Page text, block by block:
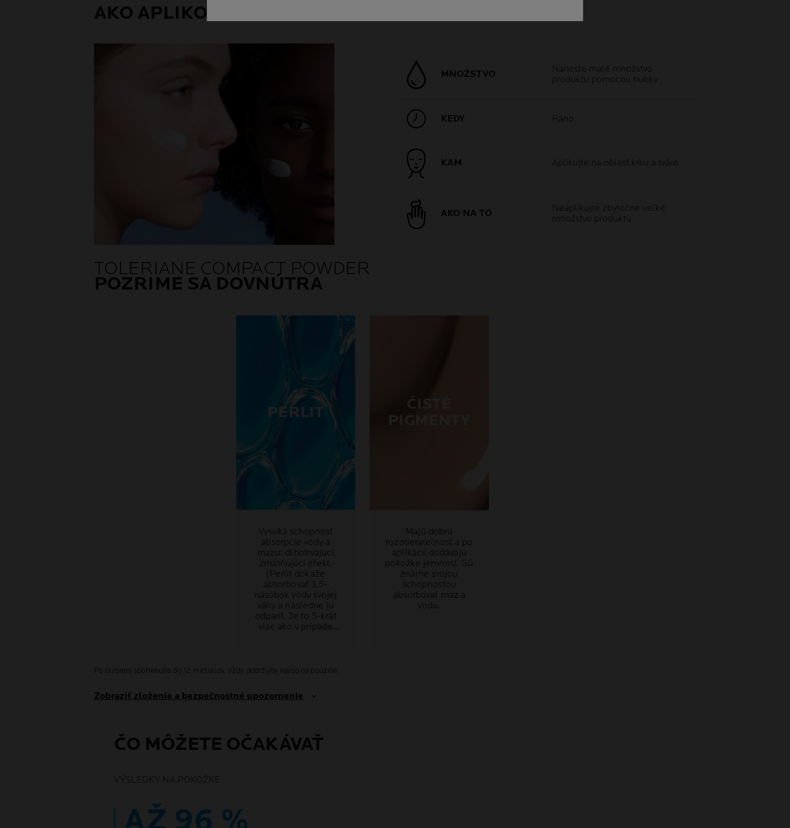
AKO APLIKOVAŤ
MNOŽSTVO
Naneste malé množstvo
produktu pomocou hubky
KEDY Ráno
KAM Aplikujte na oblasť krku a tváre
AKO NA TO
Neaplikujte zbytočne veľké
množstvo produktu
TOLERIANE COMPACT POWDER
POZRIME SA DOVNÚTRA
PERLIT
Vysoká schopnosť
absorpcie vody a
mazu: dlhotrvajúci
zmatňujúci efekt.
(Perlit dokáže
absorbovať 3,5-
násobok vody svojej
váhy a následne ju
odpariť. Je to 5-krát
viac ako v prípade
ČISTÉ
PIGMENTY
Majú dobrú
rozotierateľnosť a po
aplikácii dodávajú
pokožke jemnosť. Sú
známe svojou
schopnosťou
absorbovať maz a
vodu.
Po otvorení spotrebujte do 12 mesiacov. Vždy dodržujte návod na použitie.
Zobraziť zloženie a bezpečnostné upozornenie
ČO MÔŽETE OČAKÁVAŤ
VÝSLEDKY NA POKOŽKE